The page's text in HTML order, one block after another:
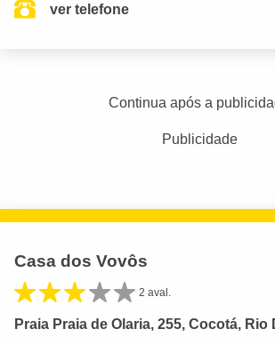
ver telefone
Continua após a
Publicidade
Casa dos Vovôs
2 aval.
Praia Praia de Olaria, 255, Cocotá, Rio